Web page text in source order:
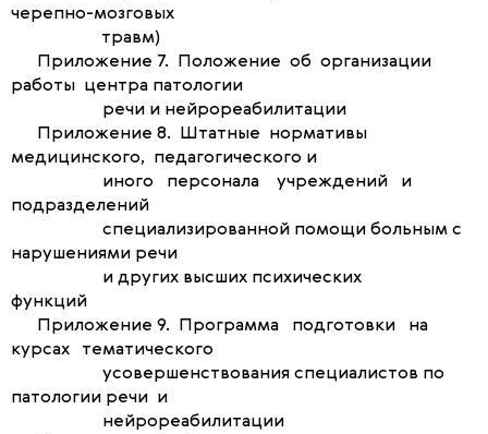
черепно-мозговых
травм)
Приложение 7. Положение об организации
работы центра патологии
речи и нейрореабилитации
Приложение 8. Штатные нормативы
медицинского, педагогического и
иного персонала учреждений и
подразделений
специализированной помощи больным с
нарушениями речи
и других высших психических
функций
Приложение 9. Программа подготовки на
курсах тематического
усовершенствования специалистов по
патологии речи и
нейрореабилитации